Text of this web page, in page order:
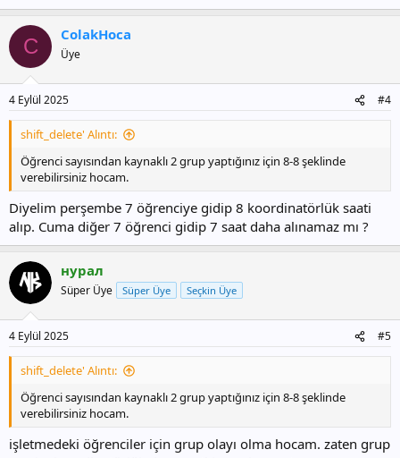
C ColakHoca
Üye
4 Eylül 2025 #4
shift_delete' Alıntı:
Öğrenci sayısından kaynaklı 2 grup yaptığınız için 8-8 şeklinde
verebilirsiniz hocam.
Diyelim perşembe 7 öğrenciye gidip 8 koordinatörlük saati
alıp. Cuma diğer 7 öğrenci gidip 7 saat daha alınamaz mı ?
нурал
Süper Üye Süper Üye Seçkin Üye
4 Eylül 2025 #5
shift_delete' Alıntı:
Öğrenci sayısından kaynaklı 2 grup yaptığınız için 8-8 şeklinde
verebilirsiniz hocam.
işletmedeki öğrenciler için grup olayı olma hocam. zaten grup